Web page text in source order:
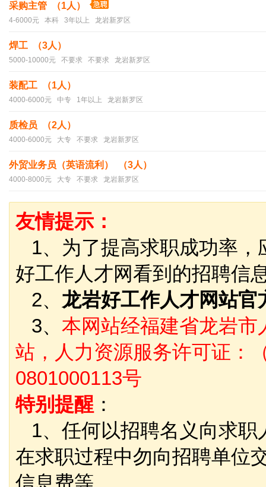
采购主管 （1人）
4-6000元 本科 3年以上 龙岩新罗区
焊工 （3人）
5000-10000元 不要求 不要求 龙岩新罗区
装配工 （1人）
4000-6000元 中专 1年以上 龙岩新罗区
质检员 （2人）
4000-6000元 大专 不要求 龙岩新罗区
外贸业务员（英语流利） （3人）
4000-8000元 大专 不要求 龙岩新罗区
友情提示：
1、为了提高求职成功率，
好工作人才网看到的招聘信
2、 龙岩好工作人才网站
3、 本网站经福建省龙岩
站，人力资源服务许可证：
0801000113号
特别提醒 ：
1、任何以招聘名义向求职
在求职过程中勿向招聘单位
信息费等。